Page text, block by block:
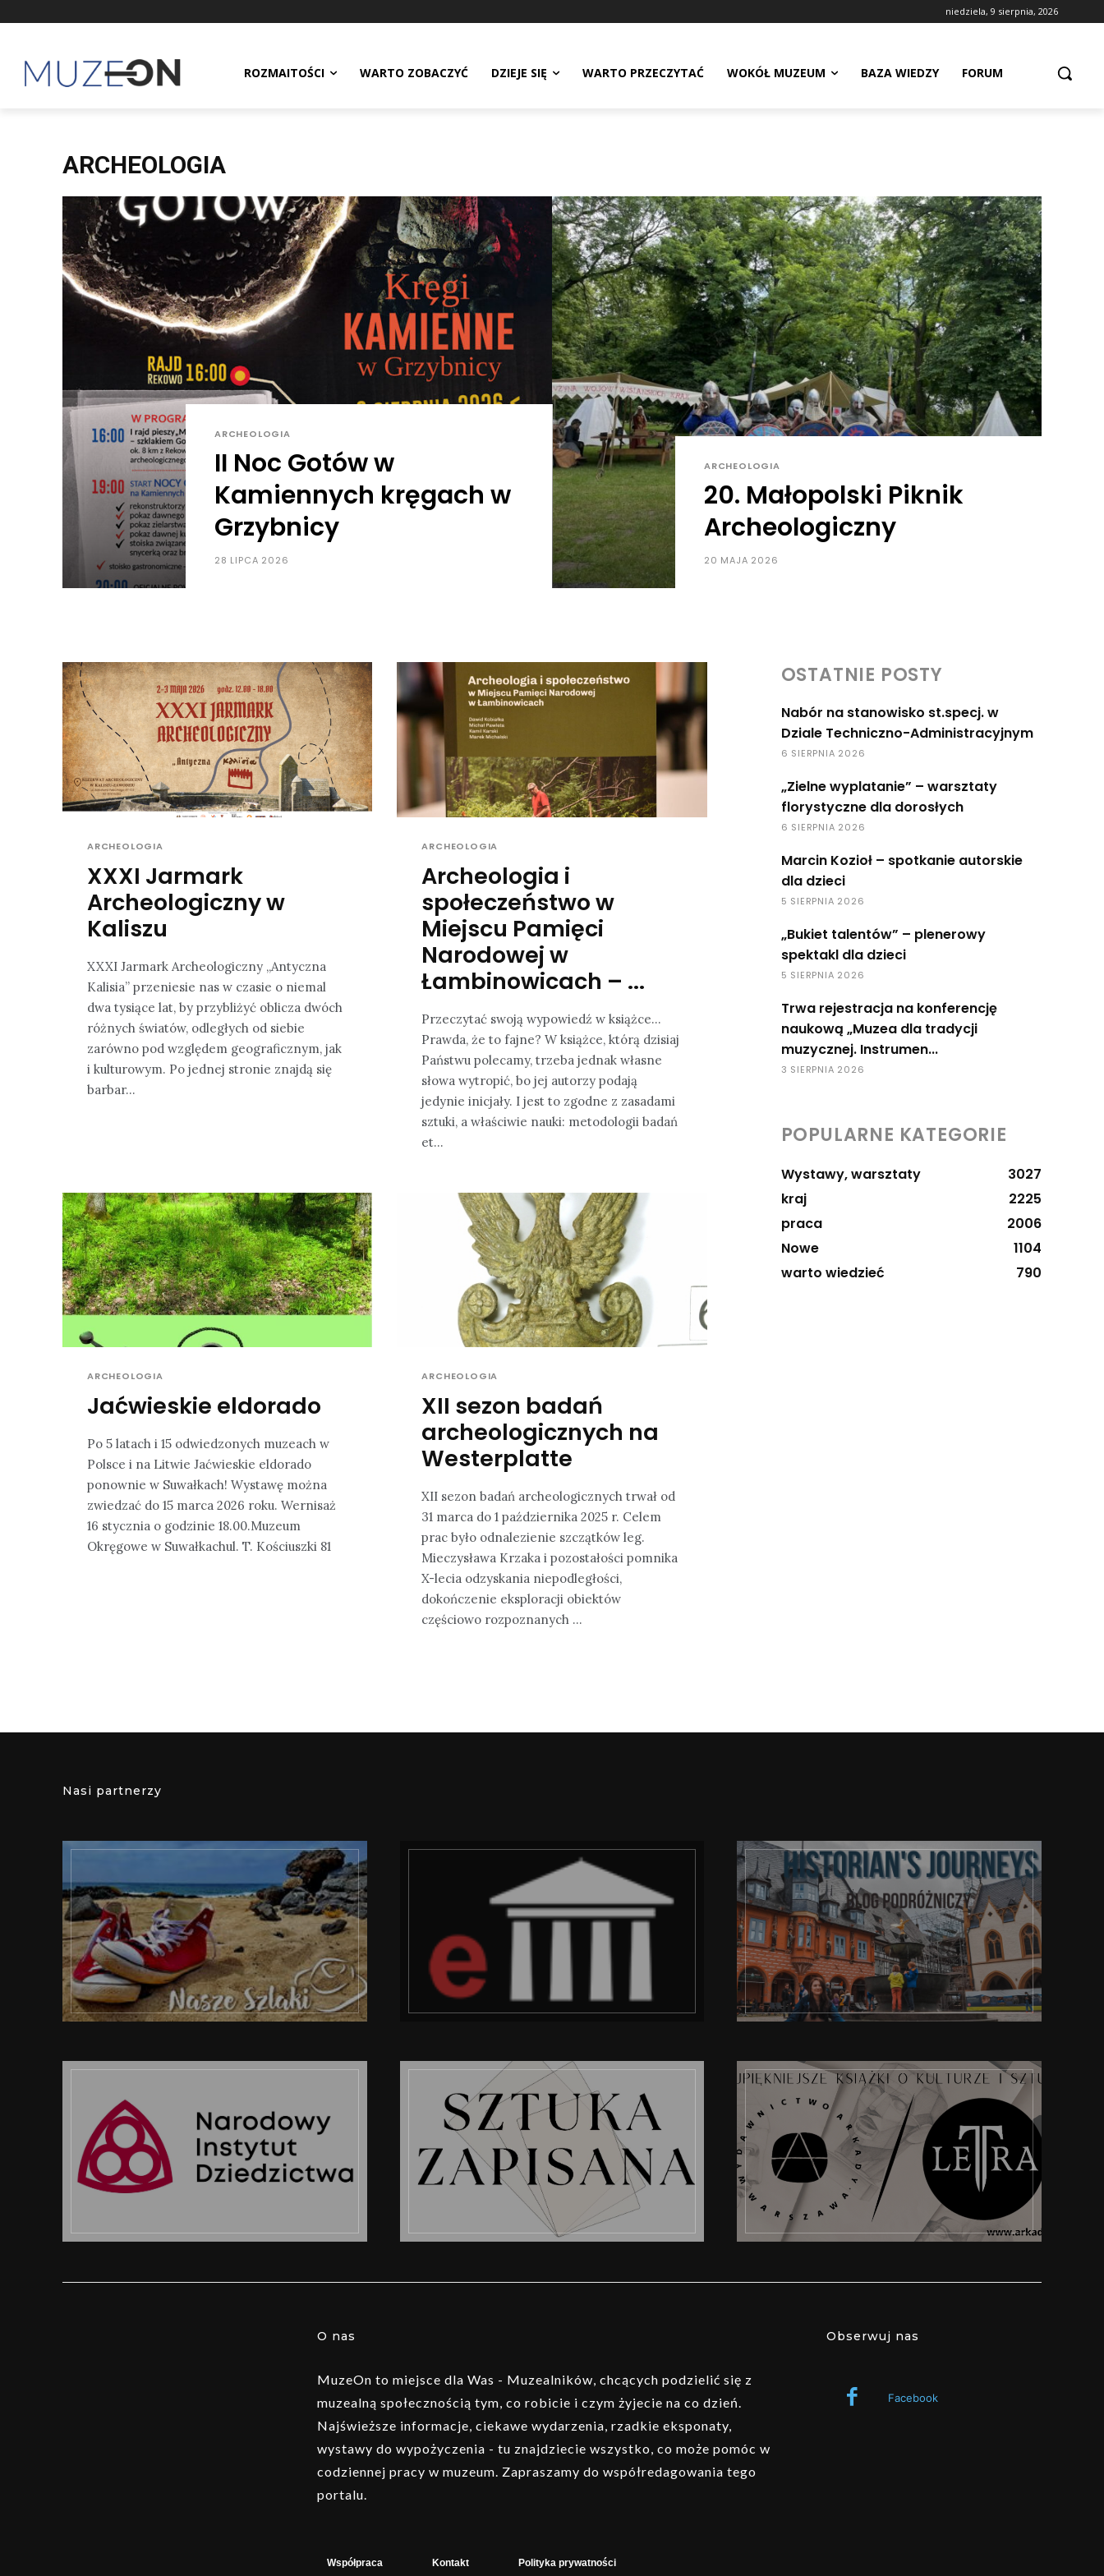
niedziela, 9 sierpnia, 2026
ROZMAITOŚCI WARTO ZOBACZYĆ DZIEJE SIĘ WARTO PRZECZYTAĆ WOKÓŁ MUZEUM BAZA WIEDZY FORUM
ARCHEOLOGIA
ARCHEOLOGIA
II Noc Gotów w
Kamiennych kręgach w
Grzybnicy
28 LIPCA 2026
ARCHEOLOGIA
20. Małopolski Piknik
Archeologiczny
20 MAJA 2026
ARCHEOLOGIA
XXXI Jarmark
Archeologiczny w
Kaliszu
XXXI Jarmark Archeologiczny „Antyczna
Kalisia” przeniesie nas w czasie o niemal
dwa tysiące lat, by przybliżyć oblicza dwóch
różnych światów, odległych od siebie
zarówno pod względem geograficznym, jak
i kulturowym. Po jednej stronie znajdą się
barbar...
ARCHEOLOGIA
Archeologia i
społeczeństwo w
Miejscu Pamięci
Narodowej w
Łambinowicach – ...
Przeczytać swoją wypowiedź w książce…
Prawda, że to fajne? W książce, którą dzisiaj
Państwu polecamy, trzeba jednak własne
słowa wytropić, bo jej autorzy podają
jedynie inicjały. I jest to zgodne z zasadami
sztuki, a właściwie nauki: metodologii badań
et...
ARCHEOLOGIA
Jaćwieskie eldorado
Po 5 latach i 15 odwiedzonych muzeach w
Polsce i na Litwie Jaćwieskie eldorado
ponownie w Suwałkach! Wystawę można
zwiedzać do 15 marca 2026 roku. Wernisaż
16 stycznia o godzinie 18.00.Muzeum
Okręgowe w Suwałkachul. T. Kościuszki 81
ARCHEOLOGIA
XII sezon badań
archeologicznych na
Westerplatte
XII sezon badań archeologicznych trwał od
31 marca do 1 października 2025 r. Celem
prac było odnalezienie szczątków leg.
Mieczysława Krzaka i pozostałości pomnika
X-lecia odzyskania niepodległości,
dokończenie eksploracji obiektów
częściowo rozpoznanych ...
OSTATNIE POSTY
Nabór na stanowisko st.specj. w
Dziale Techniczno-Administracyjnym
6 SIERPNIA 2026
„Zielne wyplatanie” – warsztaty
florystyczne dla dorosłych
6 SIERPNIA 2026
Marcin Kozioł – spotkanie autorskie
dla dzieci
5 SIERPNIA 2026
„Bukiet talentów” – plenerowy
spektakl dla dzieci
5 SIERPNIA 2026
Trwa rejestracja na konferencję
naukową „Muzea dla tradycji
muzycznej. Instrumen...
3 SIERPNIA 2026
POPULARNE KATEGORIE
Wystawy, warsztaty
3027
kraj
2225
praca
2006
Nowe
1104
warto wiedzieć
790
Nasi partnerzy
O nas
MuzeOn to miejsce dla Was - Muzealników, chcących podzielić się z
muzealną społecznością tym, co robicie i czym żyjecie na co dzień.
Najświeższe informacje, ciekawe wydarzenia, rzadkie eksponaty,
wystawy do wypożyczenia - tu znajdziecie wszystko, co może pomóc w
codziennej pracy w muzeum. Zapraszamy do współredagowania tego
portalu.
Obserwuj nas
Facebook
Współpraca Kontakt Polityka prywatności